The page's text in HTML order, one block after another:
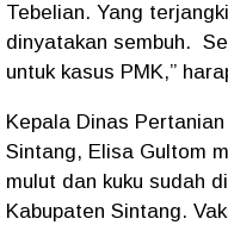
Tebelian. Yang
dinyatakan sembuh.
untuk kasus PMK,”
Kepala Dinas
Sintang, Elisa Gultom
mulut dan kuku sudah
Kabupaten Sintang.